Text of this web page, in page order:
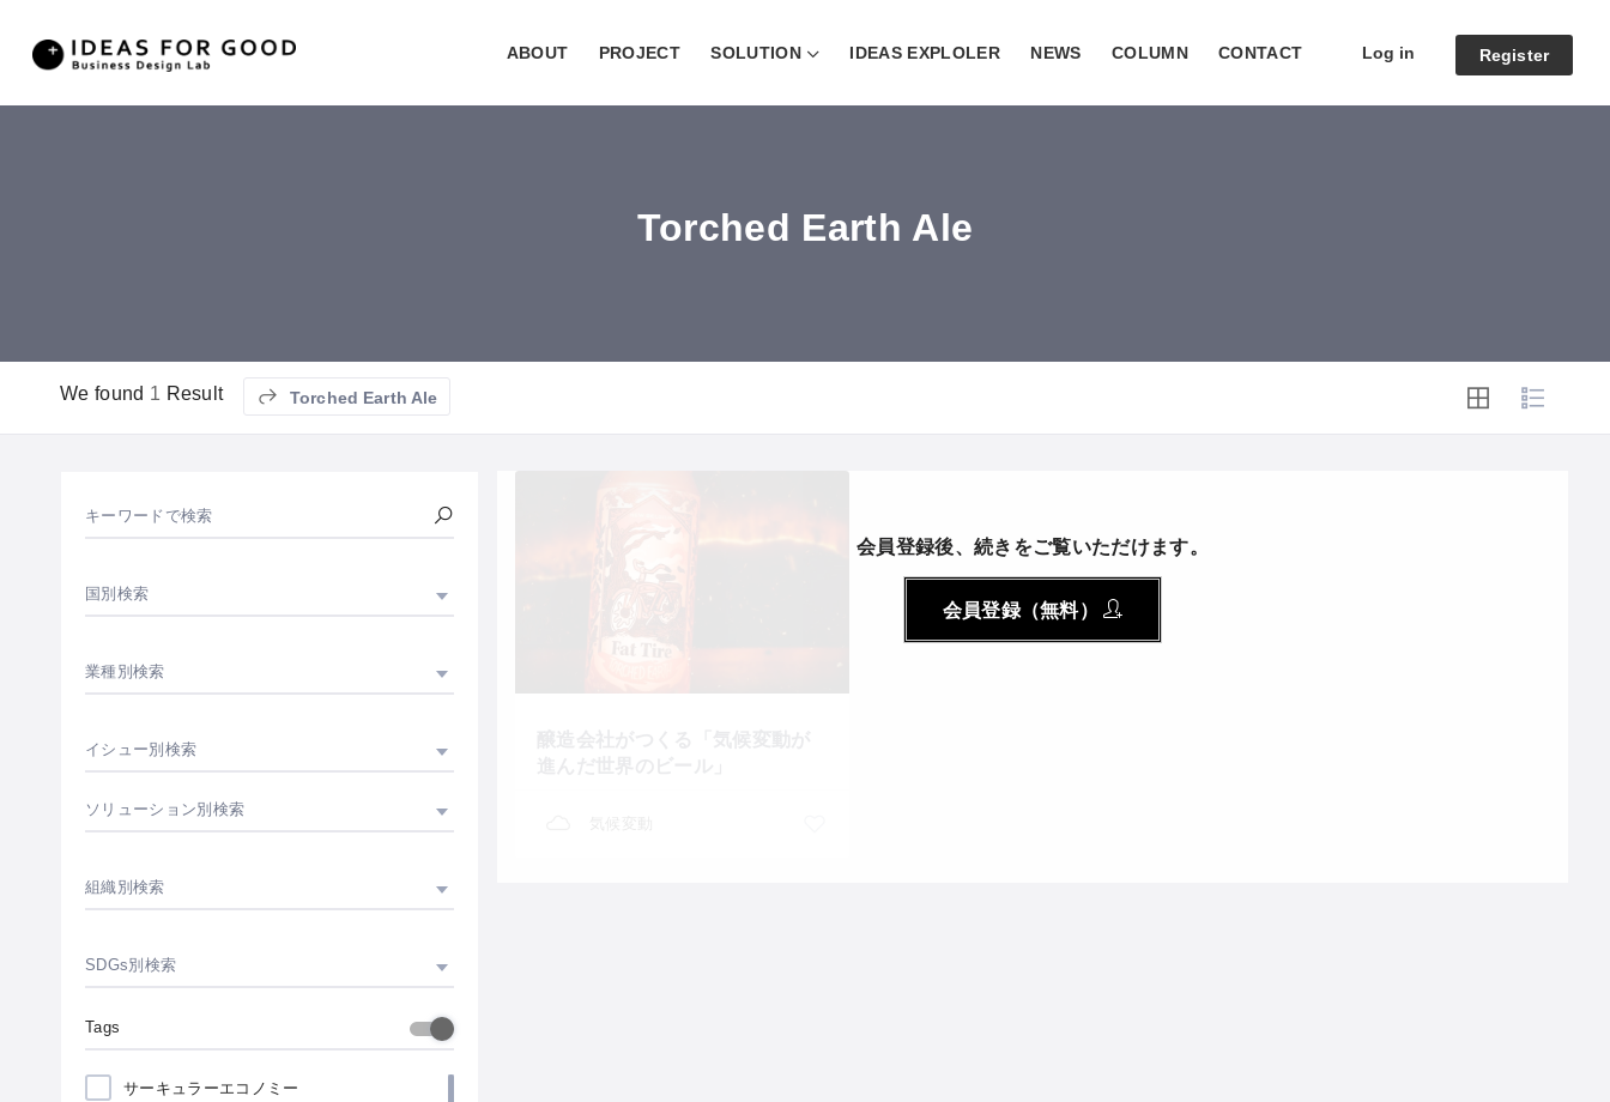
ABOUT PROJECT SOLUTION IDEAS EXPLOLER NEWS COLUMN CONTACT Log in Register
Torched Earth Ale
We found 1 Result Torched Earth Ale
キーワードで検索
国別検索
業種別検索
イシュー別検索
ソリューション別検索
組織別検索
SDGs別検索
Tags
サーキュラーエコノミー
会員登録後、続きをご覧いただけます。
会員登録（無料）